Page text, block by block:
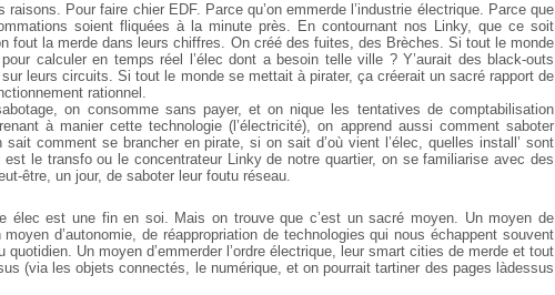
raisons. Pour faire chier EDF. Parce qu’on emmerde l’industrie électrique. Parce que
soient fliquées à la minute près. En contournant nos Linky, que ce soit
fout la merde dans leurs chiffres. On créé des fuites, des Brèches. Si tout le monde
calculer en temps réel l’élec dont a besoin telle ville ? Y’aurait des black-outs
leurs circuits. Si tout le monde se mettait à pirater, ça créerait un sacré rapport de
rationnel.
on consomme sans payer, et on nique les tentatives de comptabilisation
à manier cette technologie (l’électricité), on apprend aussi comment saboter
sait comment se brancher en pirate, si on sait d’où vient l’élec, quelles install’ sont
le transfo ou le concentrateur Linky de notre quartier, on se familiarise avec des
être, un jour, de saboter leur foutu réseau.
élec est une fin en soi. Mais on trouve que c’est un sacré moyen. Un moyen de
d’autonomie, de réappropriation de technologies qui nous échappent souvent
Un moyen d’emmerder l’ordre électrique, leur smart cities de merde et tout
(via les objets connectés, le numérique, et on pourrait tartiner des pages làdessus